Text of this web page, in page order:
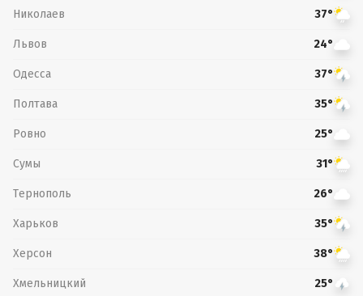
Николаев 37°
Львов 24°
Одесса 37°
Полтава 35°
Ровно 25°
Сумы 31°
Тернополь 26°
Харьков 35°
Херсон 38°
Хмельницкий 25°